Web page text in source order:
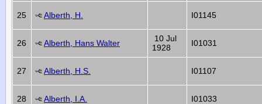
25 Alberth, H. I01145
26 Alberth, Hans Walter
10 Jul
1928
I01031
27 Alberth, H.S. I01107
28 Alberth, I.A. I01033